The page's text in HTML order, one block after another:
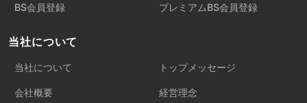
BS会員登録 プレミアムBS会員登録
当社について
当社について トップメッセージ
会社概要 経営理念